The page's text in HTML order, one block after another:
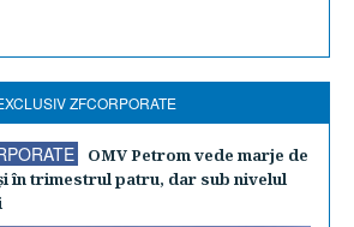
ZFCORPORATE
OMV Petrom vede marje de
în trimestrul patru, dar sub nivelul